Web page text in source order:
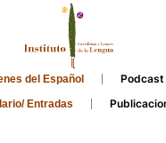
del Español Podcast
Entradas